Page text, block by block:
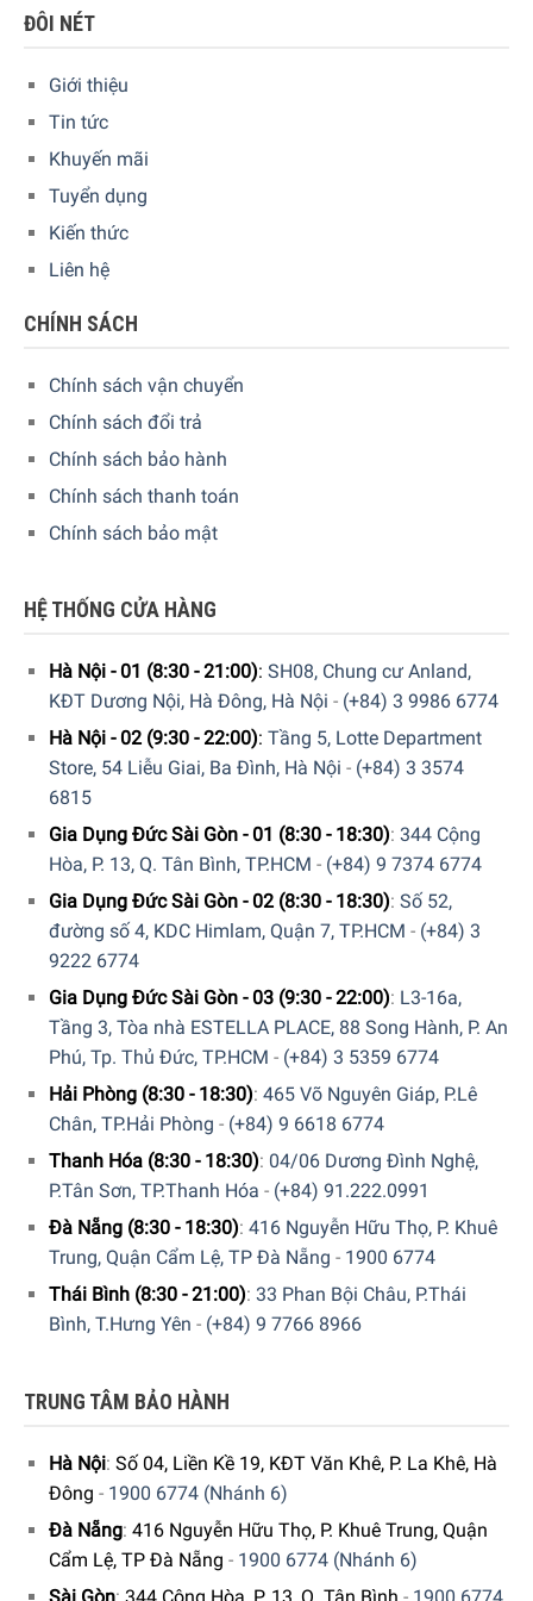
Tính năng SuperFrost
Tính năng SuperFrost tạo ra lượng hơi lạnh lớn để thực
đảm bảo giữ được tối ưu lượng chất dinh dưỡng, vitamin
và khoáng chất có trong thực phẩm. Tủ lạnh Liebherr
CNPef 4516 sẽ hoạt động với công suất làm lạnh tối đa.
Bạn sẽ nghe thấy tủ chạy ồn hơn trong thời gian này. Việc
đảo ngược từ nhiệt độ đông lạnh -32°C sang nhiệt độ tủ
đông thông thường được kiểm soát theo thời gian để giúp
Tính năng SuperCool
SuperCool là một tính năng tiện ích được tích hợp trong tủ
phẩm vào, tính năng SuperCool sẽ được kích hoạt tạo ra
trữ lượng lạnh lớn hơn để thực phẩm mới có thể được làm
lạnh nhanh chóng. Điều này không chỉ giữ cho thực phẩm
đóng nhiệt nhanh chóng với nhiệt độ bên trong mà còn
ngăn chúng tác động lên các thực phẩm đã làm lạnh, đảm
bảo rằng chúng không bị tăng nhiệt độ đột ngột và giữ
nguyên chất lượng. Việc đảo ngược từ nhiệt độ làm lạnh
+2°C sang nhiệt độ làm lạnh bình thường được kiểm soát
theo thời gian hoặc số lượng để giúp tiết kiệm năng lượng.
Chế độ Sabbath
ĐÔI NÉT
Giới thiệu
Tin tức
Khuyến mãi
Tuyển dụng
Kiến thức
Liên hệ
CHÍNH SÁCH
Chính sách vận chuyển
Chính sách đổi trả
Chính sách bảo hành
Chính sách thanh toán
Chính sách bảo mật
HỆ THỐNG CỬA HÀNG
Hà Nội - 01 (8:30 - 21:00): SH08, Chung cư Anland,
KĐT Dương Nội, Hà Đông, Hà Nội - (+84) 3 9986 6774
Hà Nội - 02 (9:30 - 22:00): Tầng 5, Lotte Department
Store, 54 Liễu Giai, Ba Đình, Hà Nội - (+84) 3 3574
6815
Gia Dụng Đức Sài Gòn - 01 (8:30 - 18:30): 344 Cộng
Hòa, P. 13, Q. Tân Bình, TP.HCM - (+84) 9 7374 6774
Gia Dụng Đức Sài Gòn - 02 (8:30 - 18:30): Số 52,
đường số 4, KDC Himlam, Quận 7, TP.HCM - (+84) 3
9222 6774
Gia Dụng Đức Sài Gòn - 03 (9:30 - 22:00): L3-16a,
Tầng 3, Tòa nhà ESTELLA PLACE, 88 Song Hành, P. An
Phú, Tp. Thủ Đức, TP.HCM - (+84) 3 5359 6774
Hải Phòng (8:30 - 18:30): 465 Võ Nguyên Giáp, P.Lê
Chân, TP.Hải Phòng - (+84) 9 6618 6774
Thanh Hóa (8:30 - 18:30): 04/06 Dương Đình Nghệ,
P.Tân Sơn, TP.Thanh Hóa - (+84) 91.222.0991
Đà Nẵng (8:30 - 18:30): 416 Nguyễn Hữu Thọ, P. Khuê
Trung, Quận Cẩm Lệ, TP Đà Nẵng - 1900 6774
Thái Bình (8:30 - 21:00): 33 Phan Bội Châu, P.Thái
Bình, T.Hưng Yên - (+84) 9 7766 8966
TRUNG TÂM BẢO HÀNH
Hà Nội: Số 04, Liền Kề 19, KĐT Văn Khê, P. La Khê, Hà
Đông - 1900 6774 (Nhánh 6)
Đà Nẵng: 416 Nguyễn Hữu Thọ, P. Khuê Trung, Quận
Cẩm Lệ, TP Đà Nẵng - 1900 6774 (Nhánh 6)
Sài Gòn: 344 Cộng Hòa, P. 13, Q. Tân Bình - 1900 6774